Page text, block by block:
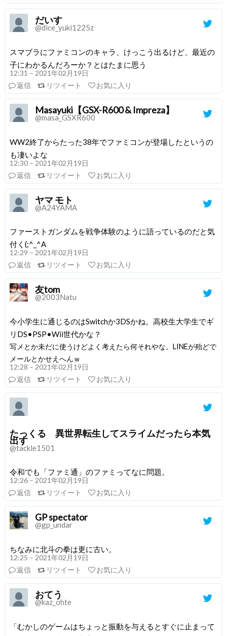
だいす
@dice_yuki1225z
スマブラにファミコンのキャラ、けっこう出るけど、最近の
子にわかるんだろーか？とはたまに思う
12:31 – 2021年02月19日
返信
リツイート お気に入り
Masayuki【GSX-R600 & Impreza】
@masa_GSXR600
WW2終了からたった38年でファミコンが登場したというの
も凄いよな
12:30 – 2021年02月19日
返信
リツイート お気に入り
ヤマ モト
@A24YAMA
ファーストガンダムを戦争体験のように語っているのだと気
付く(;^_^A
12:29 – 2021年02月19日
返信
リツイート お気に入り
友tom
@2003Natu
今小学生に通じるのはSwitchか3DSかね。高校生大学生でギ
リDS•PSP•Wii世代かな？
写メとか未だに使うけどよく考えたら何それやな。LINEが殆どで
メールとかせえへんｗ
12:28 – 2021年02月19日
返信
リツイート お気に入り
たっくる 異世界転生してスライムだったら本気
出す
@tackle1501
令和でも「ファミ通」のファミってなに問題。
12:26 – 2021年02月19日
返信
リツイート お気に入り
GP spectator
@gp_undar
ちなみに北斗の拳は更に古い。
12:25 – 2021年02月19日
返信
リツイート お気に入り
おてう
@kaz_ohte
「むかしのゲームはちょっと振動を与えるとすぐに止まって